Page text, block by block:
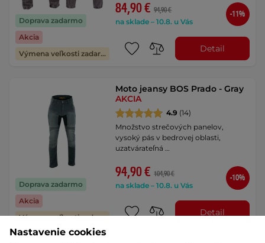
Doprava zadarmo
Akcia
Výmena veľkosti zadarmo
84,90 € 94,90 €
na sklade – 10.8. u Vás
-11%
Detail
Doprava zadarmo
Akcia
Výmena veľkosti zadarmo
Moto jeansy BOS Prado - Gray
AKCIA
4.9 (14)
Množstvo strečových panelov,
vysoký pás v bedrovej oblasti,
uzatvárateľná …
94,90 € 104,90 €
na sklade – 10.8. u Vás
-10%
Detail
Nastavenie cookies